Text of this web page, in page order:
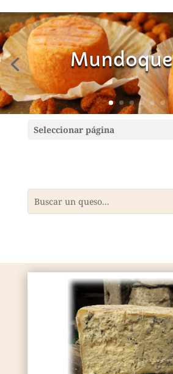
Seleccionar página